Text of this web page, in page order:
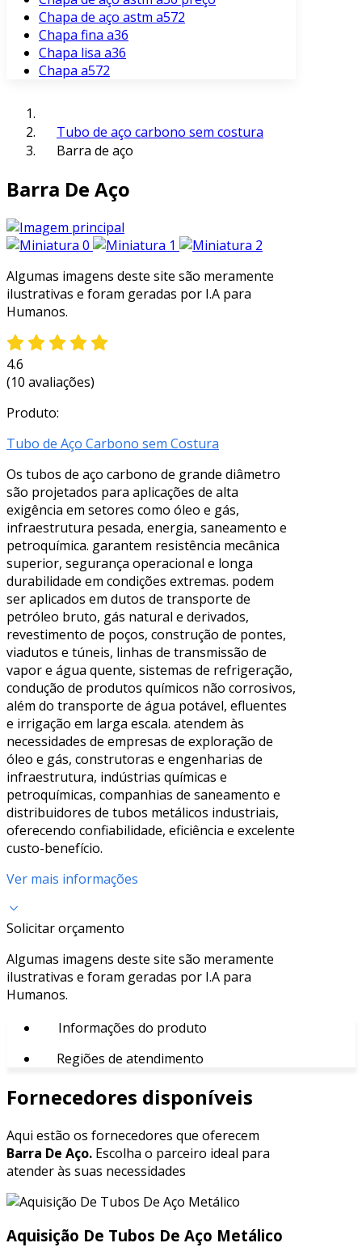
Chapa de aço astm a572
Chapa fina a36
Chapa lisa a36
Chapa a572
Tubo de aço carbono sem costura
Barra de aço
Barra De Aço
Algumas imagens deste site são meramente
ilustrativas e foram geradas por I.A para
Humanos.
4.6
(10 avaliações)
Produto:
Tubo de Aço Carbono sem Costura
Os tubos de aço carbono de grande diâmetro
são projetados para aplicações de alta
exigência em setores como óleo e gás,
infraestrutura pesada, energia, saneamento e
petroquímica. garantem resistência mecânica
superior, segurança operacional e longa
durabilidade em condições extremas. podem
ser aplicados em dutos de transporte de
petróleo bruto, gás natural e derivados,
revestimento de poços, construção de pontes,
viadutos e túneis, linhas de transmissão de
vapor e água quente, sistemas de refrigeração,
condução de produtos químicos não corrosivos,
além do transporte de água potável, efluentes
e irrigação em larga escala. atendem às
necessidades de empresas de exploração de
óleo e gás, construtoras e engenharias de
infraestrutura, indústrias químicas e
petroquímicas, companhias de saneamento e
distribuidores de tubos metálicos industriais,
oferecendo confiabilidade, eficiência e excelente
custo-benefício.
Ver mais informações
Solicitar orçamento
Algumas imagens deste site são meramente
ilustrativas e foram geradas por I.A para
Humanos.
Informações do produto
Regiões de atendimento
Fornecedores disponíveis
Aqui estão os fornecedores que oferecem
Barra De Aço. Escolha o parceiro ideal para
atender às suas necessidades
Aquisição De Tubos De Aço Metálico